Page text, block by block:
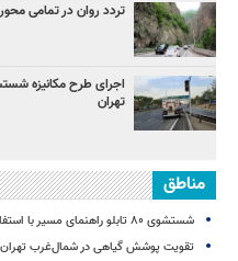
تردد روان در تمامی
اجرای طرح مکانیزه
تهران
مناطق
شستشوی ۸۰ تابلو راهنمای مسیر با استفاده از بالابر
تقویت پوشش گیاهی در شمال‌غرب